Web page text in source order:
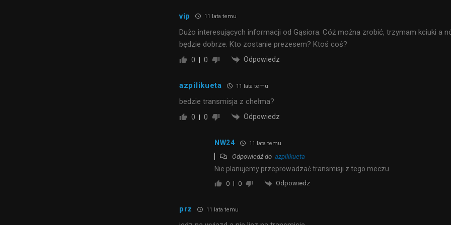
vip 11 lata temu
Dużo interesujących informacji od Gąsiora. Cóż można zrobić, trzymam kciuki a
będzie dobrze. Kto zostanie prezesem? Ktoś coś?
0 0 Odpowiedz
azpilikueta 11 lata temu
bedzie transmisja z chełma?
0 0 Odpowiedz
NW24 11 lata temu
Odpowiedź do azpilikueta
Nie planujemy przeprowadzać transmisji z tego meczu.
0 0 Odpowiedz
prz 11 lata temu